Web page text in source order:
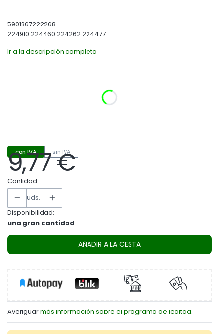
5901867222268
224910 224460 224262 224477
Ir a la descripción completa
con IVA sin IVA
Precio
9,77 €
Cantidad
uds.
Disponibilidad:
una gran cantidad
AÑADIR A LA CESTA
Averiguarmás información sobre el programa de lealtad.